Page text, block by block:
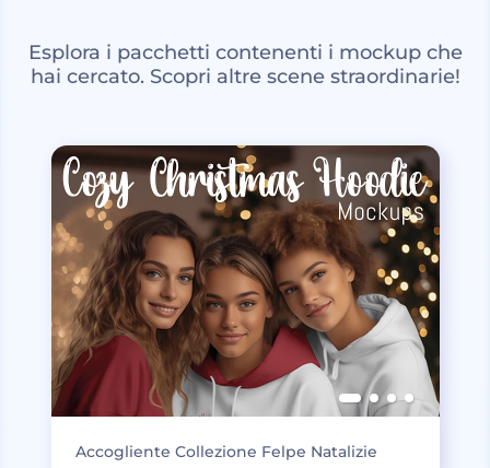
Esplora i pacchetti contenenti i mockup che
hai cercato. Scopri altre scene straordinarie!
Accogliente Collezione Felpe Natalizie